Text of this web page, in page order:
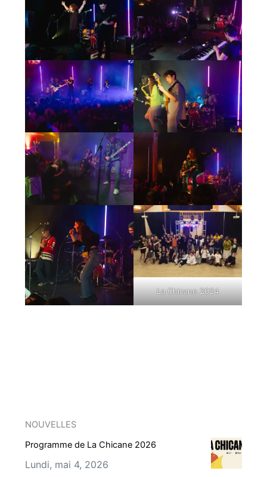
La Chicane 2024
NOUVELLES
Programme de La Chicane 2026
Lundi, mai 4, 2026